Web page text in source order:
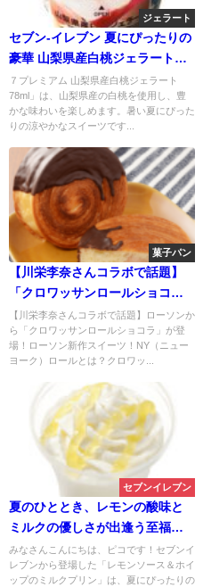
ジェラート
セブン-イレブン 夏にぴったりの
豪華 山梨県産白桃ジェラートが
登場！値段やカロリーもチェッ
ク！
７プレミアム 山梨県産白桃ジェラート
78ml」は、山梨県産の白桃を使用し、豊
かな味わいを楽しめます。暑い夏にぴった
りの涼やかなスイーツです...
菓子パン
【川栄李奈さんコラボで話題】
「クロワッサンロールショコ
ラ」が登場！ローソン新作スイ
ーツ！
【川栄李奈さんコラボで話題】ローソンか
ら「クロワッサンロールショコラ」が登
場！ローソン新作スイーツ！NY（ニュー
ヨーク）ロールとは？クロワッ...
セブンイレブン
夏のひととき、レモンの酸味と
ミルクの優しさが出逢う至福の
一口。レモンソース＆ホイップ
のミルクプリン
みなさんこんにちは、ピコです！セブンイ
レブンから登場した「レモンソース＆ホイ
ップのミルクプリン」は、夏にぴったりの